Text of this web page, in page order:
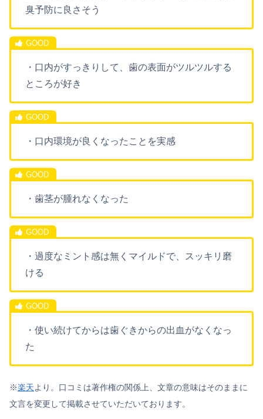
臭予防に良さそう
・口内がすっきりして、歯の表面がツルツルする
ところが好き
・口内環境が良くなったことを実感
・歯茎が腫れなくなった
・過度なミント感は無くマイルドで、スッキリ磨
ける
・使い続けてからは歯ぐきからの出血がなくなっ
た
※楽天より。口コミは著作権の関係上、文章の意味はそのままに
文言を変更して掲載させていただいております。